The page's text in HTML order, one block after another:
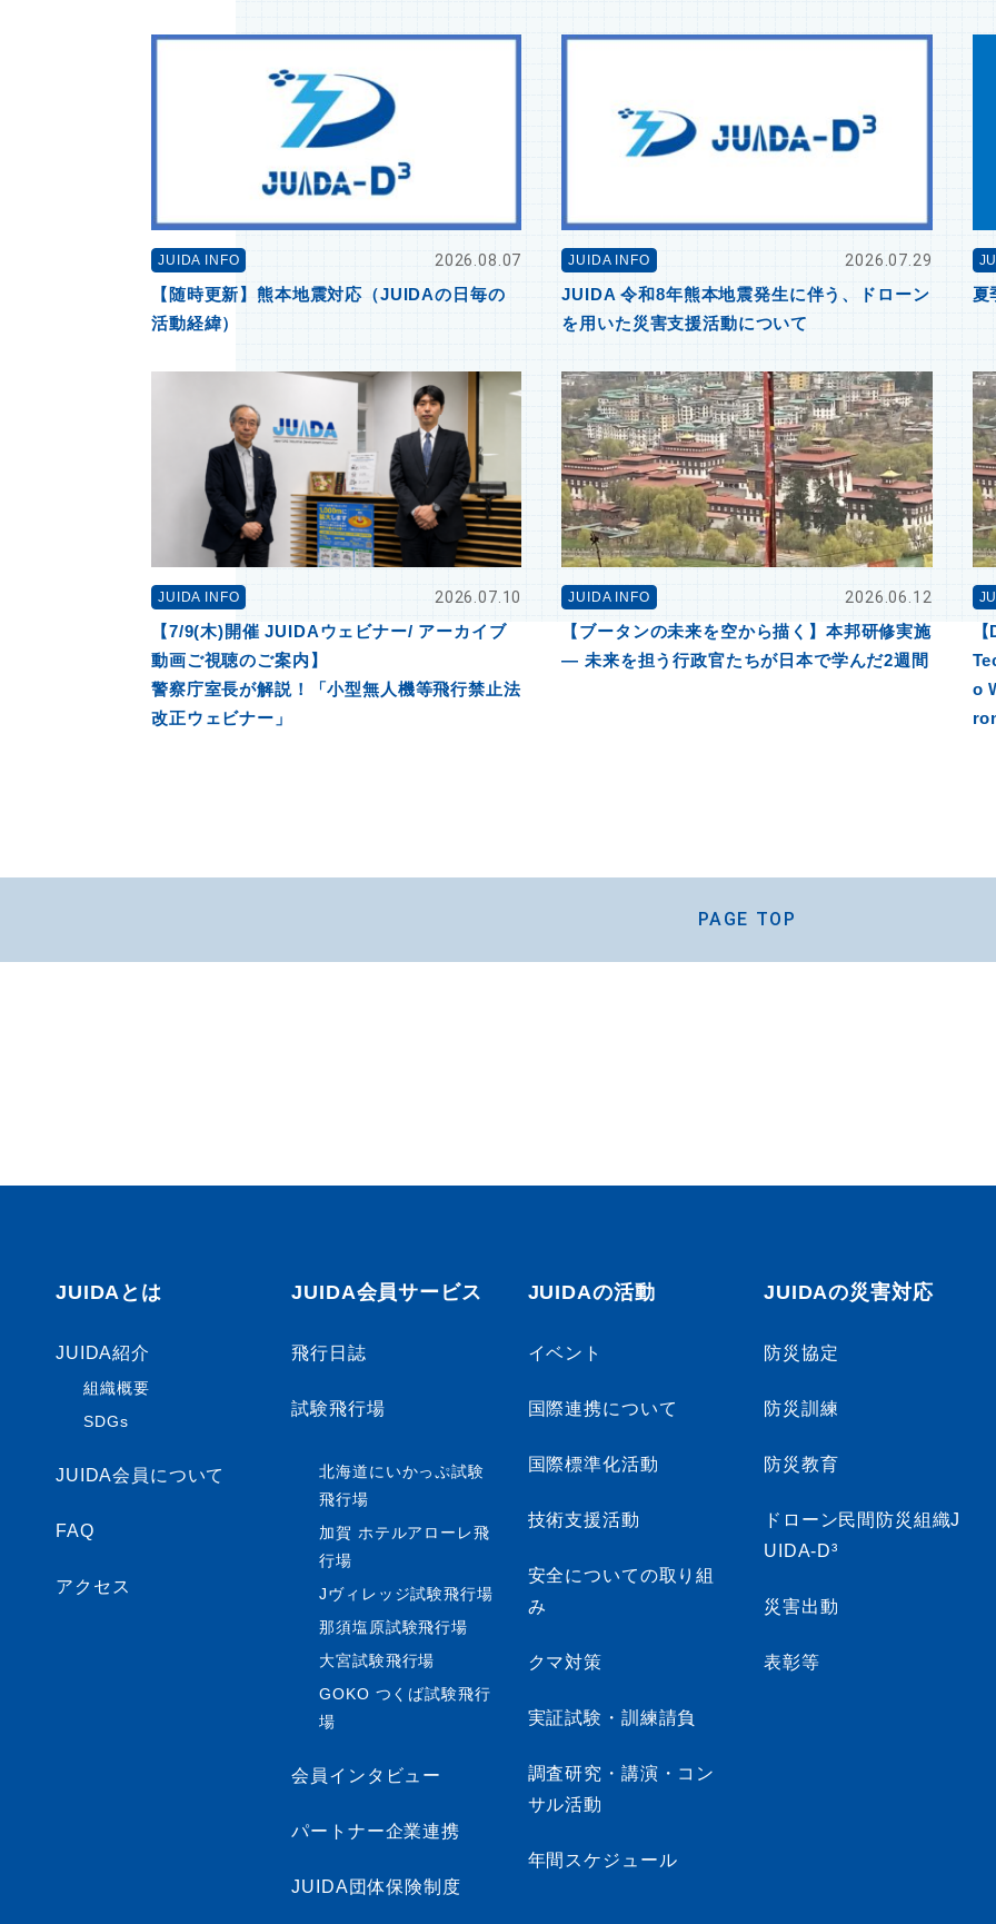
JUIDA INFO
2026.08.07
【随時更新】熊本地震対応（JUIDAの日毎の
活動経緯）
JUIDA INFO
2026.07.29
JUIDA 令和8年熊本地震発生に伴う、ドローン
を用いた災害支援活動について
夏
JUIDA INFO
2026.07.10
【7/9(木)開催 JUIDAウェビナー/ アーカイブ
動画ご視聴のご案内】
警察庁室長が解説！「小型無人機等飛行禁止法
改正ウェビナー」
JUIDA INFO
2026.06.12
【ブータンの未来を空から描く】本邦研修実施
― 未来を担う行政官たちが日本で学んだ2週間
o
PAGE TOP
JUIDAとは
JUIDA紹介
組織概要
SDGs
JUIDA会員について
FAQ
アクセス
JUIDA会員サービス
飛行日誌
試験飛行場
北海道にいかっぷ試験
飛行場
加賀 ホテルアローレ飛
行場
Jヴィレッジ試験飛行場
那須塩原試験飛行場
大宮試験飛行場
GOKO つくば試験飛行
場
会員インタビュー
パートナー企業連携
JUIDA団体保険制度
JUIDAの活動
イベント
国際連携について
国際標準化活動
技術支援活動
安全についての取り組
み
クマ対策
実証試験・訓練請負
調査研究・講演・コン
サル活動
年間スケジュール
JUIDAの災害対応
防災協定
防災訓練
防災教育
ドローン民間防災組織J
UIDA-D³
災害出動
表彰等